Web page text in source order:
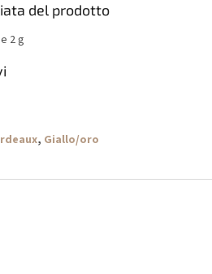
del prodotto
2 g
, Giallo/oro